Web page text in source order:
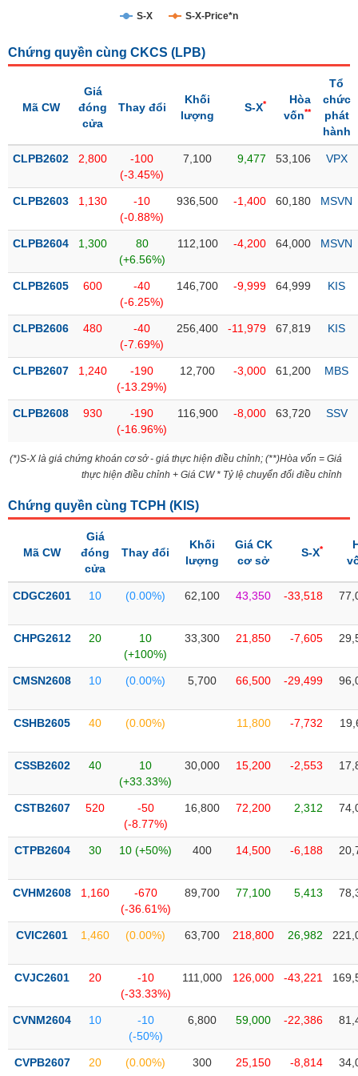
thái
cổ
Quy
thị
trường
yết
yết
Niêm
bổ
sung
Hủy
niêm
Theo
đặc
Không
được
quỹ
mục
Cổ
chi
tiết
Tổng
Giao
Tài
Phân
kỹ
thuật
Hồ
sơ
nghiệp
tức
kiện
S-X S-X-Price*n
Chứng quyền cùng CKCS (LPB)
Mã CW
Giá
đóng
cửa
Thay đổi
Khối
lượng
S-X*
Hòa
vốn**
Tổ
chức
phát
hành
CLPB2602 2,800
-100
(-3.45%)
7,100 9,477 53,106 VPX
CLPB2603 1,130
-10
(-0.88%)
936,500 -1,400 60,180 MSVN
CLPB2604 1,300
80
(+6.56%)
112,100 -4,200 64,000 MSVN
CLPB2605 600
-40
(-6.25%)
146,700 -9,999 64,999 KIS
CLPB2606 480
-40
(-7.69%)
256,400 -11,979 67,819 KIS
CLPB2607 1,240
-190
(-13.29%)
12,700 -3,000 61,200 MBS
CLPB2608 930
-190
(-16.96%)
116,900 -8,000 63,720 SSV
(*)S-X là giá chứng khoán cơ sở - giá thực hiện điều chỉnh; (**)Hòa vốn = Giá
thực hiện điều chỉnh + Giá CW * Tỷ lệ chuyển đổi điều chỉnh
Chứng quyền cùng TCPH (KIS)
Mã CW
Giá
đóng
cửa
Thay đổi
Khối
lượng
Giá CK
cơ sở
S-X*
CDGC2601 10 (0.00%) 62,100 43,350 -33,518
CHPG2612 20
10
(+100%)
33,300 21,850 -7,605
CMSN2608 10 (0.00%) 5,700 66,500 -29,499
CSHB2605 40 (0.00%) 11,800 -7,732
CSSB2602 40
10
(+33.33%)
30,000 15,200 -2,553
CSTB2607 520
-50
(-8.77%)
16,800 72,200 2,312
CTPB2604 30 10 (+50%) 400 14,500 -6,188
CVHM2608 1,160
-670
(-36.61%)
89,700 77,100 5,413
CVIC2601 1,460 (0.00%) 63,700 218,800 26,982
CVJC2601 20
-10
(-33.33%)
111,000 126,000 -43,221
CVNM2604 10
-10
(-50%)
6,800 59,000 -22,386
CVPB2607 20 (0.00%) 300 25,150 -8,814
NGÀNH
CỔ
PHÁI
SINH
PHIẾU
ĐẦU
DỮ
TIN
MỚI
Ngành
VS-
LƯỢNG
NGUYÊN
LIỆU
NGHIỆP